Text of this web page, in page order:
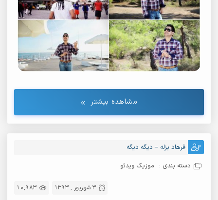
مشاهده بیشتر
فرهاد بزله – دیگه دیگه
دسته بندی : موزیک ویدئو
10,983 3 شهریور , 1393